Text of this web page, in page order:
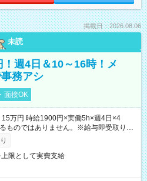
掲載日：2026.08.06
未読
週4日＆10～16時！メ
務アシ
面接OK
万円 時給1900円×実働5h×週4日×4
ものではありません。※給与即受取りサ
有）
限として実費支給